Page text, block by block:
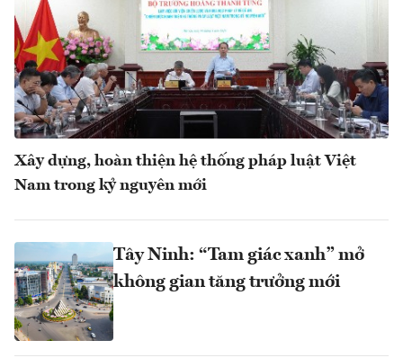
Xây dựng, hoàn thiện hệ thống pháp luật Việt
Nam trong kỷ nguyên mới
Tây Ninh: “Tam giác xanh” mở
không gian tăng trưởng mới